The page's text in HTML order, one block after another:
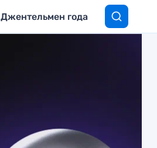
Джентельмен года